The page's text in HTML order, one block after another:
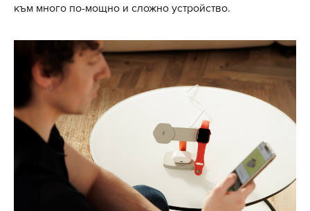
към много по-мощно и сложно устройство.